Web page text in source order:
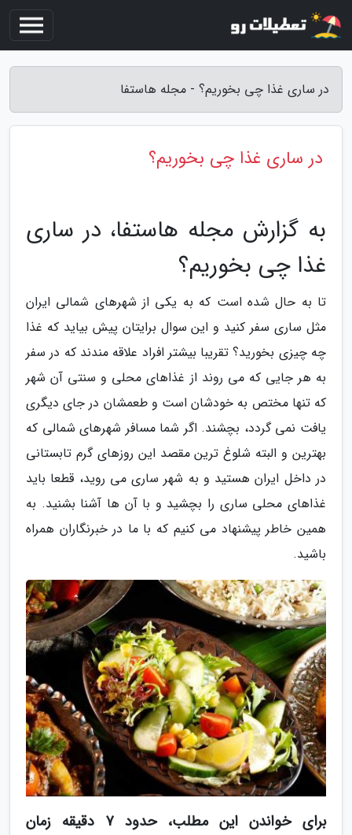
در ساری غذا چی بخوریم؟ - مجله هاستفا
در ساری غذا چی بخوریم؟
به گزارش مجله هاستفا، در ساری
غذا چی بخوریم؟
تا به حال شده است که به یکی از شهرهای شمالی ایران
مثل ساری سفر کنید و این سوال برایتان پیش بیاید که غذا
چه چیزی بخورید؟ تقریبا بیشتر افراد علاقه مندند که در سفر
به هر جایی که می روند از غذاهای محلی و سنتی آن شهر
که تنها مختص به خودشان است و طعمشان در جای دیگری
یافت نمی گردد، بچشند. اگر شما مسافر شهرهای شمالی که
بهترین و البته شلوغ ترین مقصد این روزهای گرم تابستانی
در داخل ایران هستید و به شهر ساری می روید، قطعا باید
غذاهای محلی ساری را بچشید و با آن ها آشنا بشنید. به
همین خاطر پیشنهاد می کنیم که با ما در خبرنگاران همراه
باشید.
برای خواندن این مطلب، حدود 7 دقیقه زمان